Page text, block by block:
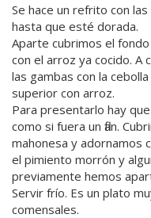
Se hace un refrito con
hasta que esté dorada.
Aparte cubrimos el
con el arroz ya cocido. A
las gambas con la
superior con arroz.
Para presentarlo hay
como si fuera un flan.
mahonesa y adornamos
el pimiento morrón y
previamente hemos
Servir frío. Es un plato
comensales.